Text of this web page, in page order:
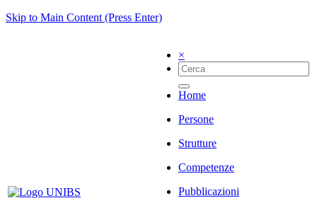
Skip to Main Content (Press Enter)
×
Home
Persone
Strutture
Competenze
Pubblicazioni